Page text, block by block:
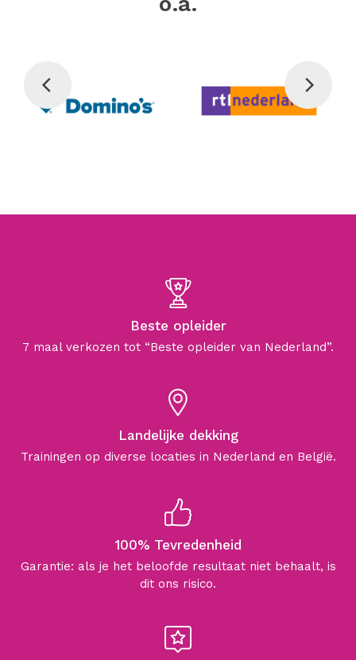
Beste opleider
7 maal verkozen tot “Beste opleider van Nederland”.
Landelijke dekking
Trainingen op diverse locaties in Nederland en België.
100% Tevredenheid
Garantie: als je het beloofde resultaat niet behaalt, is
dit ons risico.